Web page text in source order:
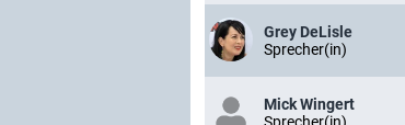
Grey DeLisle
Sprecher(in)
Mick Wingert